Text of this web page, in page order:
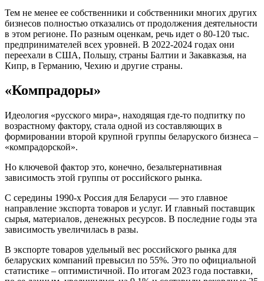
Тем не менее ее собственники и собственники многих других
бизнесов полностью отказались от продолжения деятельности
в этом регионе. По разным оценкам, речь идет о 80-120 тыс.
предпринимателей всех уровней. В 2022-2024 годах они
переехали в США, Польшу, страны Балтии и Закавказья, на
Кипр, в Германию, Чехию и другие страны.
«Компрадоры»
Идеология «русского мира», находящая где-то подпитку по
возрастному фактору, стала одной из составляющих в
формировании второй крупной группы беларуского бизнеса –
«компрадорской».
Но ключевой фактор это, конечно, безальтернативная
зависимость этой группы от российского рынка.
С середины 1990-х Россия для Беларуси — это главное
направление экспорта товаров и услуг. И главный поставщик
сырья, материалов, денежных ресурсов. В последние годы эта
зависимость увеличилась в разы.
В экспорте товаров удельный вес российского рынка для
беларуских компаний превысил по 55%. Это по официальной
статистике – оптимистичной. По итогам 2023 года поставки,